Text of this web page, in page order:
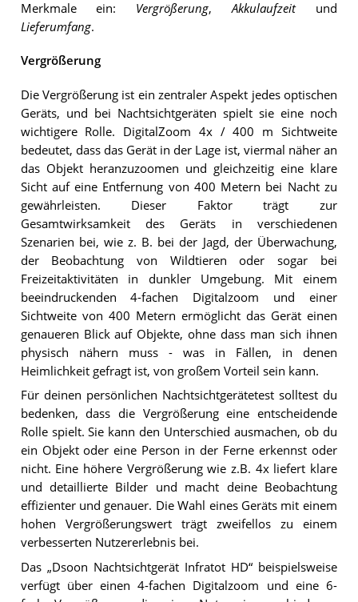
Merkmale ein: Vergrößerung,Akkulaufzeitund
Lieferumfang.
Vergrößerung
Die Vergrößerung ist ein zentraler Aspekt jedes optischen
Geräts, und bei Nachtsichtgeräten spielt sie eine noch
wichtigere Rolle. DigitalZoom 4x / 400 m Sichtweite
bedeutet, dass das Gerät in der Lage ist, viermal näher an
das Objekt heranzuzoomen und gleichzeitig eine klare
Sicht auf eine Entfernung von 400 Metern bei Nacht zu
gewährleisten. Dieser Faktor trägt zur
Gesamtwirksamkeit des Geräts in verschiedenen
Szenarien bei, wie z. B. bei der Jagd, der Überwachung,
der Beobachtung von Wildtieren oder sogar bei
Freizeitaktivitäten in dunkler Umgebung. Mit einem
beeindruckenden 4-fachen Digitalzoom und einer
Sichtweite von 400 Metern ermöglicht das Gerät einen
genaueren Blick auf Objekte, ohne dass man sich ihnen
physisch nähern muss - was in Fällen, in denen
Heimlichkeit gefragt ist, von großem Vorteil sein kann.
Für deinen persönlichen Nachtsichtgerätetest solltest du
bedenken, dass die Vergrößerung eine entscheidende
Rolle spielt. Sie kann den Unterschied ausmachen, ob du
ein Objekt oder eine Person in der Ferne erkennst oder
nicht. Eine höhere Vergrößerung wie z.B. 4x liefert klare
und detaillierte Bilder und macht deine Beobachtung
effizienter und genauer. Die Wahl eines Geräts mit einem
hohen Vergrößerungswert trägt zweifellos zu einem
verbesserten Nutzererlebnis bei.
Das „Dsoon Nachtsichtgerät Infratot HD“ beispielsweise
verfügt über einen 4-fachen Digitalzoom und eine 6-